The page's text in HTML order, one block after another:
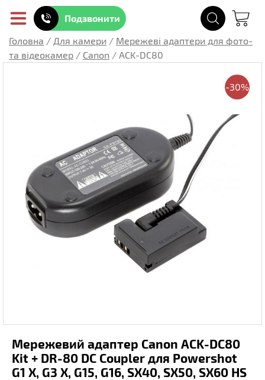
Подзвонити
Головна / Для камери / Мережеві адаптери для фото-
та відеокамер / Canon / ACK-DC80
-30%
Мережевий адаптер Canon ACK-DC80
Kit + DR-80 DC Coupler для Powershot
G1 X, G3 X, G15, G16, SX40, SX50, SX60 HS